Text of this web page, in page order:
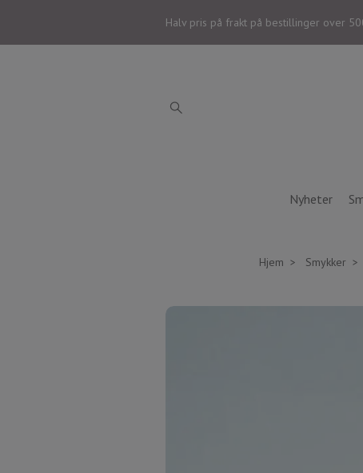
Halv pris på frakt på bestillinger over
Nyheter
Hjem Smykker